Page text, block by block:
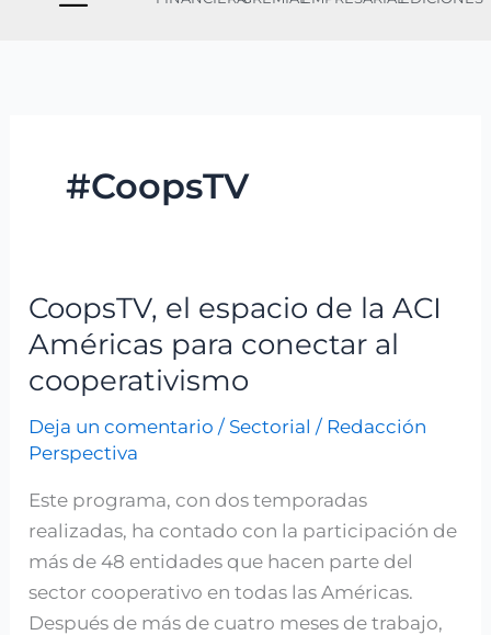
#CoopsTV
CoopsTV, el espacio de la ACI
Américas para conectar al
cooperativismo
Deja un comentario / Sectorial / Redacción
Perspectiva
Este programa, con dos temporadas
realizadas, ha contado con la participación de
más de 48 entidades que hacen parte del
sector cooperativo en todas las Américas.
Después de más de cuatro meses de trabajo,
CoopsTV,
el
de
la
ACI
Américas
para
conectar
cooperativismo